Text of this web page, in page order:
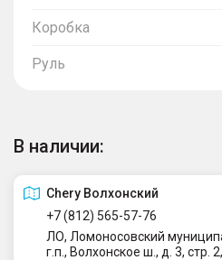
Коробка
Руль
В наличии:
Сhery Волхонский
+7 (812) 565-57-76
ЛО, Ломоносовский
г.п., Волхонское ш., д. 3, стр.